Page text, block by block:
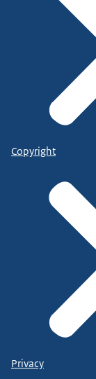
Copyright
Privacy